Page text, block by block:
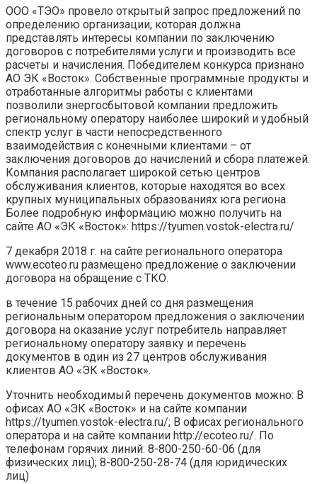
ООО «ТЭО» провело открытый запрос предложений по
определению организации, которая должна
представлять интересы компании по заключению
договоров с потребителями услуги и производить все
расчеты и начисления. Победителем конкурса признано
АО ЭК «Восток». Собственные программные продукты и
отработанные алгоритмы работы с клиентами
позволили знергосбытовой компании предложить
региональному оператору наиболее широкий и удобный
спектр услуг в части непосредственного
взаимодействия с конечными клиентами – от
заключения договоров до начислений и сбора платежей.
Компания располагает широкой сетью центров
обслуживания клиентов, которые находятся во всех
крупных муниципальных образованиях юга региона.
Более подробную информацию можно получить на
сайте АО «ЭК «Восток»: https://tyumen.vostok-electra.ru/
7 декабря 2018 г. на сайте регионального оператора
www.ecoteo.ru размещено предложение о заключении
договора на обращение с ТКО.
в течение 15 рабочих дней со дня размещения
региональным оператором предложения о заключении
договора на оказание услуг потребитель направляет
региональному оператору заявку и перечень
документов в один из 27 центров обслуживания
клиентов АО «ЭК «Восток».
Уточнить необходимый перечень документов можно: В
офисах АО «ЭК «Восток» и на сайте компании
https://tyumen.vostok-electra.ru/; В офисах регионального
оператора и на сайте компании http://ecoteo.ru/. По
телефонам горячих линий: 8-800-250-60-06 (для
физических лиц); 8-800-250-28-74 (для юридических
лиц)